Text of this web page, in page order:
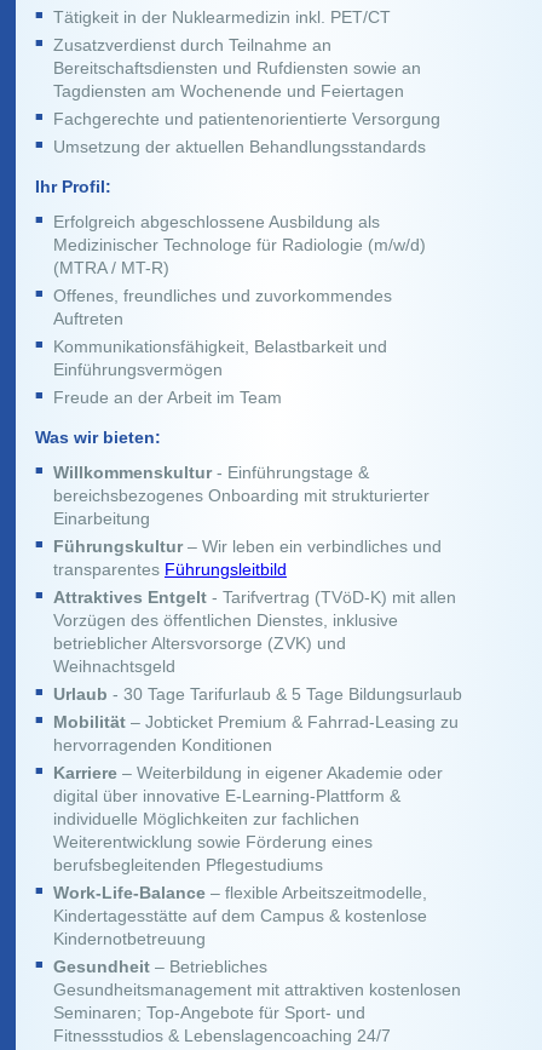
Tätigkeit in der Nuklearmedizin inkl. PET/CT
Zusatzverdienst durch Teilnahme an
Bereitschaftsdiensten und Rufdiensten sowie an
Tagdiensten am Wochenende und Feiertagen
Fachgerechte und patientenorientierte Versorgung
Umsetzung der aktuellen Behandlungsstandards
Ihr Profil:
Erfolgreich abgeschlossene Ausbildung als
Medizinischer Technologe für Radiologie (m/w/d)
(MTRA / MT-R)
Offenes, freundliches und zuvorkommendes
Auftreten
Kommunikationsfähigkeit, Belastbarkeit und
Einführungsvermögen
Freude an der Arbeit im Team
Was wir bieten:
Willkommenskultur- Einführungstage &
bereichsbezogenes Onboarding mit strukturierter
Einarbeitung
Führungskultur– Wir leben ein verbindliches und
transparentes Führungsleitbild
Attraktives Entgelt- Tarifvertrag (TVöD-K) mit allen
Vorzügen des öffentlichen Dienstes, inklusive
betrieblicher Altersvorsorge (ZVK) und
Weihnachtsgeld
Urlaub - 30 Tage Tarifurlaub & 5 Tage Bildungsurlaub
Mobilität– Jobticket Premium & Fahrrad-Leasing zu
hervorragenden Konditionen
Karriere– Weiterbildung in eigener Akademie oder
digital über innovative E-Learning-Plattform &
individuelle Möglichkeiten zur fachlichen
Weiterentwicklung sowie Förderung eines
berufsbegleitenden Pflegestudiums
Work-Life-Balance– flexible Arbeitszeitmodelle,
Kindertagesstätte auf dem Campus & kostenlose
Kindernotbetreuung
Gesundheit– Betriebliches
Gesundheitsmanagement mit attraktiven kostenlosen
Seminaren; Top-Angebote für Sport- und
Fitnessstudios & Lebenslagencoaching 24/7